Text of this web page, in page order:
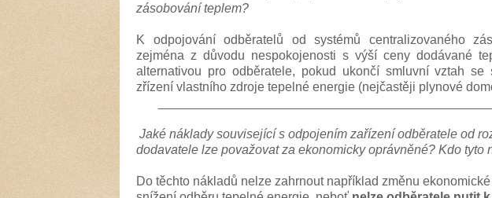
zásobování teplem?
K odpojování odběratelů od systémů centralizovaného
zejména z důvodu nespokojenosti s výší ceny dodávané
alternativou pro odběratele, pokud ukončí smluvní vztah se
zřízení vlastního zdroje tepelné energie (nejčastěji plynové
Jaké náklady související s odpojením zařízení odběratele od
dodavatele lze považovat za ekonomicky oprávněné? Kdo tyto
Do těchto nákladů nelze zahrnout například změnu